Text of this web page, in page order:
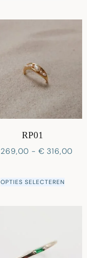
RP01
269,00 - € 316,00
OPTIES SELECTEREN